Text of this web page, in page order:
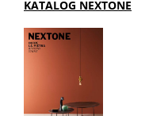
KATALOG NEXTONE